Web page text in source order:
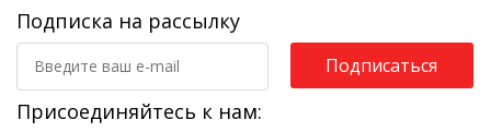
Подписка на рассылку
Подписаться
Присоединяйтесь к нам: